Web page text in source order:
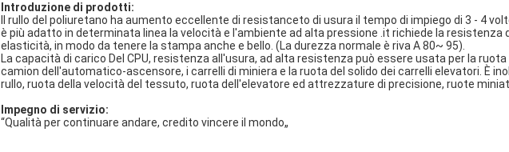
Introduzione di prodotti:
Il rullo del poliuretano ha aumento eccellente di resistanceto di usura il tempo di impiego di 3 - 4
è più adatto in determinata linea la velocità e l'ambiente ad alta pressione .it richiede la resistenza
elasticità, in modo da tenere la stampa anche e bello. (La durezza normale è riva A 80~ 95).
La capacità di carico Del CPU, resistenza all'usura, ad alta resistenza può essere usata per la
camion dell'automatico-ascensore, i carrelli di miniera e la ruota del solido dei carrelli elevatori. È
rullo, ruota della velocità del tessuto, ruota dell'elevatore ed attrezzature di precisione, ruote
Impegno di servizio:
“Qualità per continuare andare, credito vincere il mondo„